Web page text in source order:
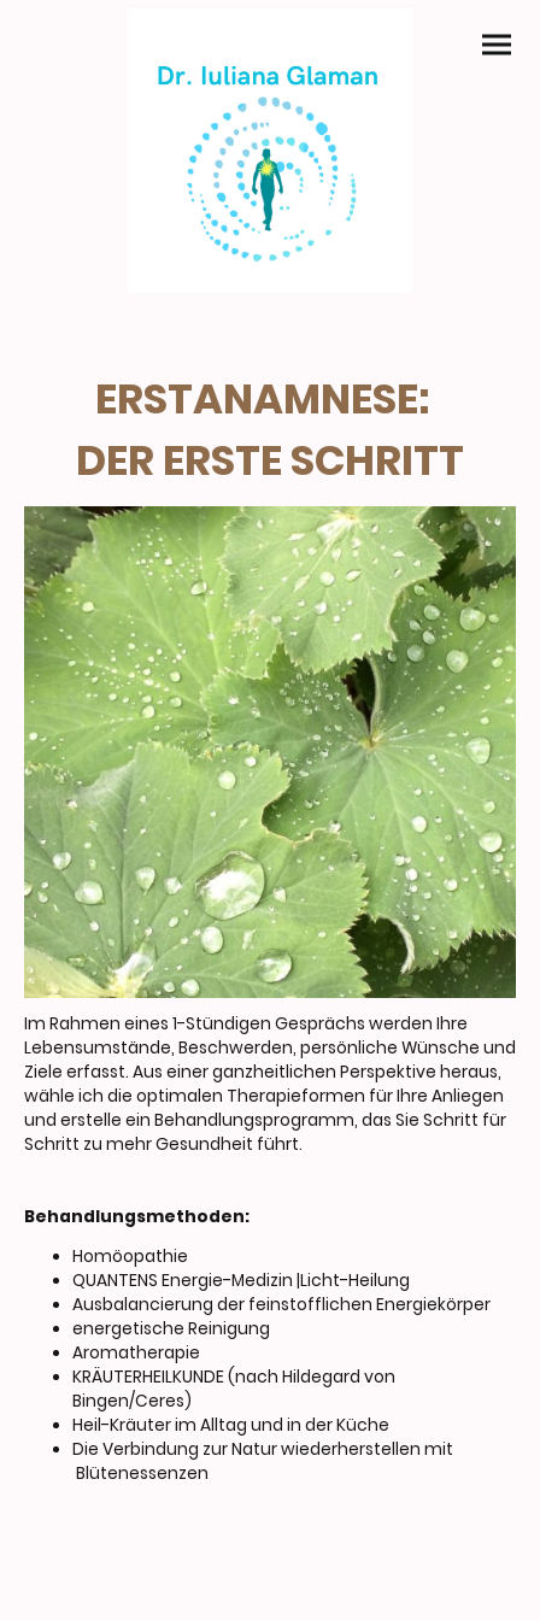
ERSTANAMNESE:
DER ERSTE SCHRITT
Im Rahmen eines 1-Stündigen Gesprächs werden Ihre
Lebensumstände, Beschwerden, persönliche Wünsche und
Ziele erfasst. Aus einer ganzheitlichen Perspektive heraus,
wähle ich die optimalen Therapieformen für Ihre Anliegen
und erstelle ein Behandlungsprogramm, das Sie Schritt für
Schritt zu mehr Gesundheit führt.
Behandlungsmethoden:
Homöopathie
QUANTENS Energie-Medizin |Licht-Heilung
Ausbalancierung der feinstofflichen Energiekörper
energetische Reinigung
Aromatherapie
KRÄUTERHEILKUNDE (nach Hildegard von
Bingen/Ceres)
Heil-Kräuter im Alltag und in der Küche
Die Verbindung zur Natur wiederherstellen mit
Blütenessenzen